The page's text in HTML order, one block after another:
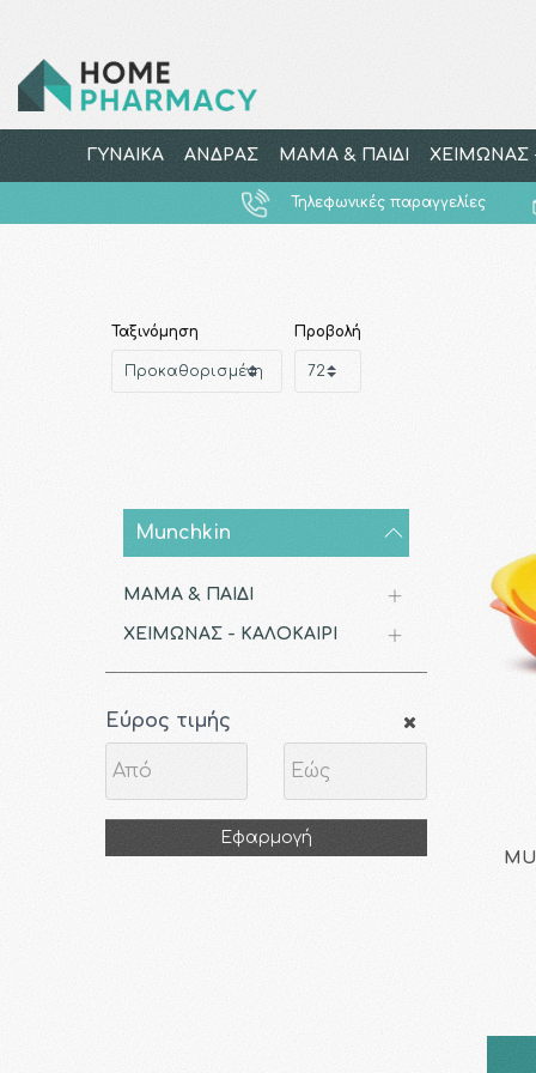
ΓΥΝΑΙΚΑ ΑΝΔΡΑΣ ΜΑΜΑ & ΠΑΙΔΙ ΧΕΙΜΩΝΑΣ
Τηλεφωνικές παραγγελίες
Ταξινόμηση Προβολή
Munchkin
ΜΑΜΑ & ΠΑΙΔΙ
ΧΕΙΜΩΝΑΣ - ΚΑΛΟΚΑΙΡΙ
Εύρος τιμής
Εφαρμογή